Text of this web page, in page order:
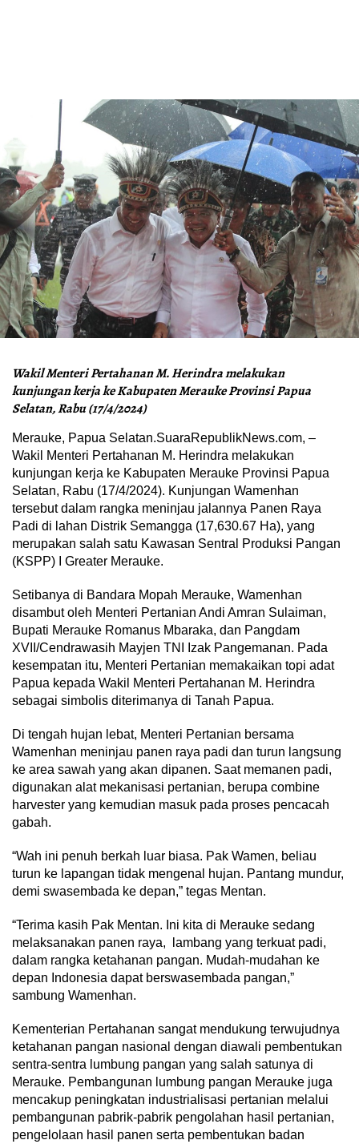
Wakil Menteri Pertahanan M. Herindra melakukan
kunjungan kerja ke Kabupaten Merauke Provinsi Papua
Selatan, Rabu (17/4/2024)
Merauke, Papua Selatan.SuaraRepublikNews.com, –
Wakil Menteri Pertahanan M. Herindra melakukan
kunjungan kerja ke Kabupaten Merauke Provinsi Papua
Selatan, Rabu (17/4/2024). Kunjungan Wamenhan
tersebut dalam rangka meninjau jalannya Panen Raya
Padi di lahan Distrik Semangga (17,630.67 Ha), yang
merupakan salah satu Kawasan Sentral Produksi Pangan
(KSPP) I Greater Merauke.
Setibanya di Bandara Mopah Merauke, Wamenhan
disambut oleh Menteri Pertanian Andi Amran Sulaiman,
Bupati Merauke Romanus Mbaraka, dan Pangdam
XVII/Cendrawasih Mayjen TNI Izak Pangemanan. Pada
kesempatan itu, Menteri Pertanian memakaikan topi adat
Papua kepada Wakil Menteri Pertahanan M. Herindra
sebagai simbolis diterimanya di Tanah Papua.
Di tengah hujan lebat, Menteri Pertanian bersama
Wamenhan meninjau panen raya padi dan turun langsung
ke area sawah yang akan dipanen. Saat memanen padi,
digunakan alat mekanisasi pertanian, berupa combine
harvester yang kemudian masuk pada proses pencacah
gabah.
“Wah ini penuh berkah luar biasa. Pak Wamen, beliau
turun ke lapangan tidak mengenal hujan. Pantang mundur,
demi swasembada ke depan,” tegas Mentan.
“Terima kasih Pak Mentan. Ini kita di Merauke sedang
melaksanakan panen raya, lambang yang terkuat padi,
dalam rangka ketahanan pangan. Mudah-mudahan ke
depan Indonesia dapat berswasembada pangan,”
sambung Wamenhan.
Kementerian Pertahanan sangat mendukung terwujudnya
ketahanan pangan nasional dengan diawali pembentukan
sentra-sentra lumbung pangan yang salah satunya di
Merauke. Pembangunan lumbung pangan Merauke juga
mencakup peningkatan industrialisasi pertanian melalui
pembangunan pabrik-pabrik pengolahan hasil pertanian,
pengelolaan hasil panen serta pembentukan badan